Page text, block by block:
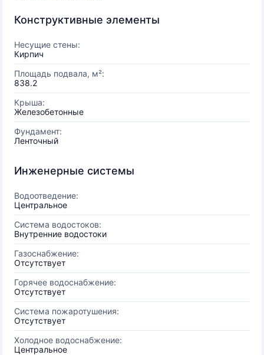
Конструктивные элементы
Несущие стены:
Кирпич
Площадь подвала, м²:
838.2
Крыша:
Железобетонные
Фундамент:
Ленточный
Инженерные системы
Водоотведение:
Центральное
Система водостоков:
Внутренние водостоки
Газоснабжение:
Отсутствует
Горячее водоснабжение:
Отсутствует
Система пожаротушения:
Отсутствует
Холодное водоснабжение:
Центральное